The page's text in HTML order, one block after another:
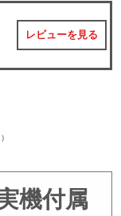
レビューを見る
機付属